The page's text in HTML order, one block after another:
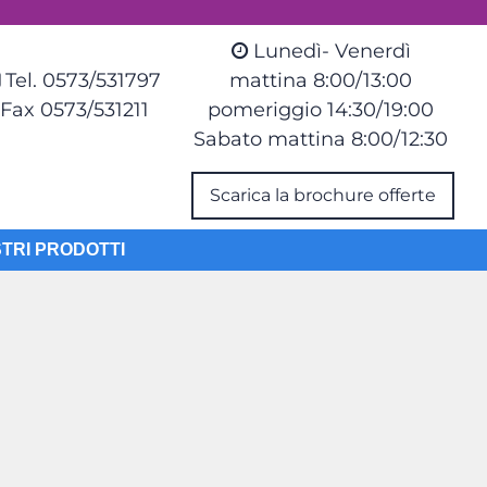
Tel. 0573/531797
Fax 0573/531211
Lunedì- Venerdì
mattina 8:00/13:00
pomeriggio 14:30/19:00
Sabato mattina 8:00/12:30
Scarica la brochure offerte
PRODOTTI